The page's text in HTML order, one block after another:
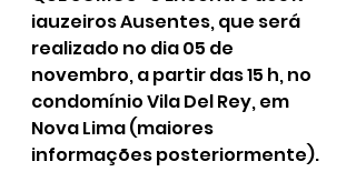
iauzeiros Ausentes, que será
realizado no dia 05 de
novembro, a partir das 15 h, no
condomínio Vila Del Rey, em
Nova Lima (maiores
informações posteriormente).